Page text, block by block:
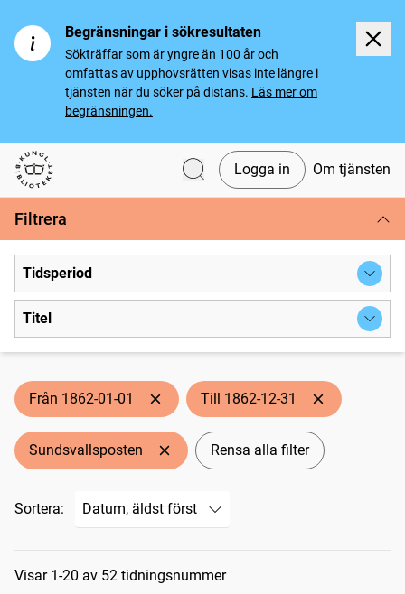
Begränsningar i sökresultaten
Sökträffar som är yngre än 100 år och
omfattas av upphovsrätten visas inte längre i
tjänsten när du söker på distans. Läs mer om
begränsningen.
Svenska tidningar
Logga in Om tjänsten
Filtrera
Tidsperiod
Titel
Från 1862-01-01 Till 1862-12-31
Sundsvallsposten Rensa alla filter
Sortera:
Sökresultat
Visar 1-20 av 52 tidningsnummer